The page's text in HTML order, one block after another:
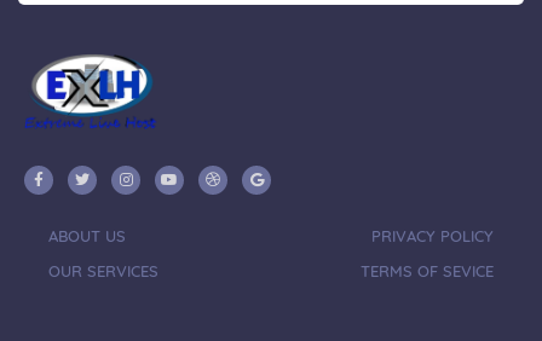
ABOUT US
OUR SERVICES
PRIVACY POLICY
TERMS OF SEVICE